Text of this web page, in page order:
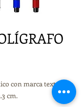
con marca textos
cm.